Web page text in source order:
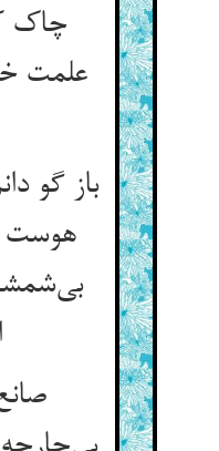
چاک
علمت
باز گو
هوست
اوست‌‌